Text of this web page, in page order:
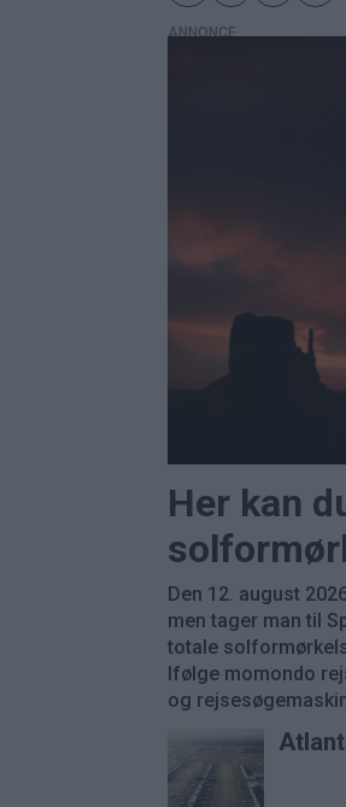
ANNONCE
Her kan
Den 12. august
men tager man til
totale
Ifølge momondo
og